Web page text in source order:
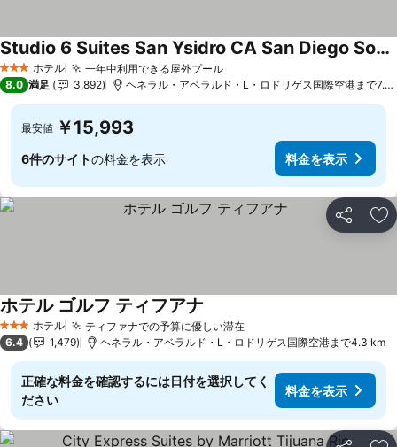
3 ホテルのランク
ホテル 一年中利用できる屋外プール料金を表示
Studio 6 Suites San Ysidro CA San Diego South Bay
料金を表示
8.0 満足 3,892 ヘネラル・アベラルド・L・ロドリゲス国際空港まで7.0
最安値 ￥15,993
6件のサイトの料金を表示 料金を表示
シェア お
3 ホテルのランク
ホテル ティファナでの予算に優しい滞在料金を表示
ホテル ゴルフ ティフアナ
6.4 1,479 ヘネラル・アベラルド・L・ロドリゲス国際空港まで4.3 km
正確な料金を確認するには日付を選択してく
ださい
料金を表示